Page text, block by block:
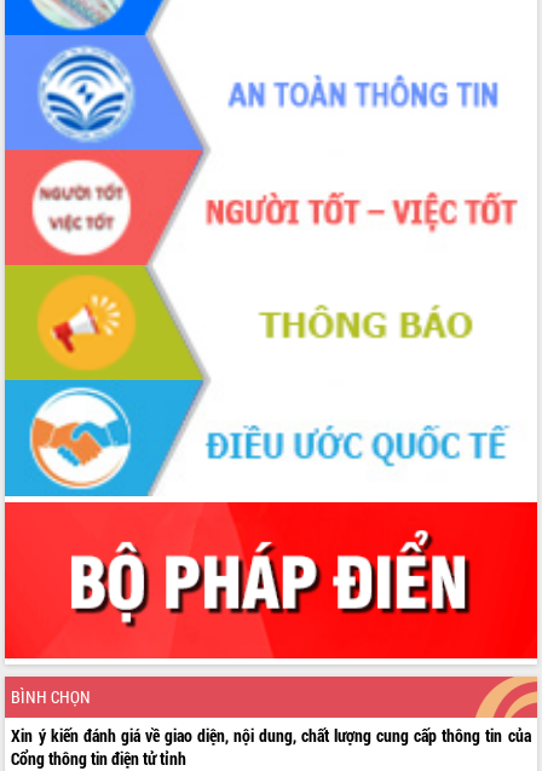
BÌNH CHỌN
Xin ý kiến đánh giá về giao diện, nội dung, chất lượng cung cấp thông tin của
Cổng thông tin điện tử tỉnh